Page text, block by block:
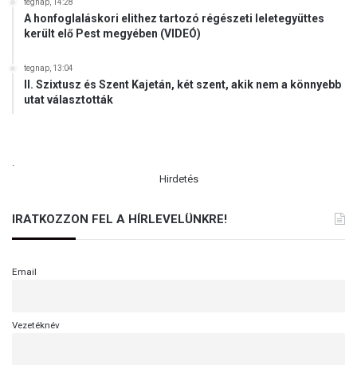
tegnap, 14:28
A honfoglaláskori elithez tartozó régészeti leletegyüttes
került elő Pest megyében (VIDEÓ)
tegnap, 13:04
II. Szixtusz és Szent Kajetán, két szent, akik nem a könnyebb
utat választották
.
Hirdetés
IRATKOZZON FEL A HÍRLEVELÜNKRE!
Email
Vezetéknév